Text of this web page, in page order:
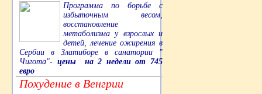
Программа по борьбе с
избыточным весом,
восстановление
метаболизма у взрослых и
детей, лечение ожирения в
Сербии в Златиборе в санатории "
Чигота"- цены на 2 недели от 745
евро
Похудение в Венгрии